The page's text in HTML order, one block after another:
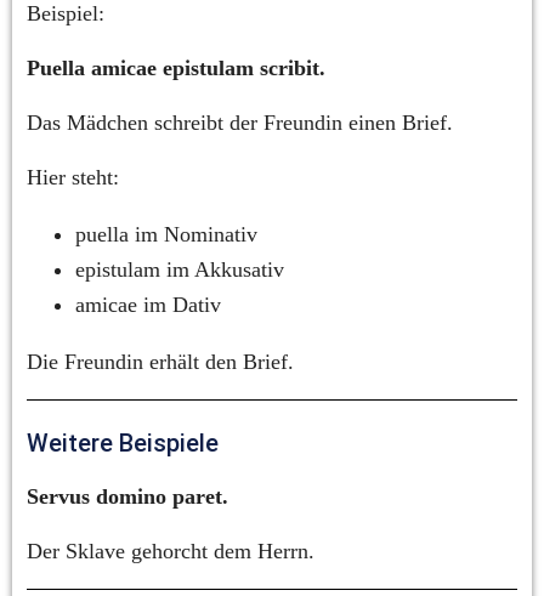
Beispiel:
Puella amicae epistulam scribit.
Das Mädchen schreibt der Freundin einen Brief.
Hier steht:
puella im Nominativ
epistulam im Akkusativ
amicae im Dativ
Die Freundin erhält den Brief.
Weitere Beispiele
Servus domino paret.
Der Sklave gehorcht dem Herrn.